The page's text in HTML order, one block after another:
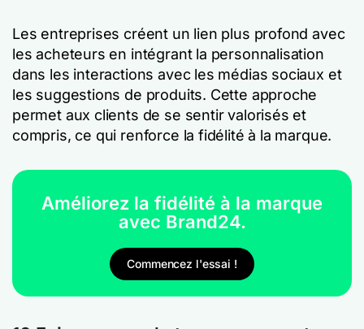
Les entreprises créent un lien plus profond avec
les acheteurs en intégrant la personnalisation
dans les interactions avec les médias sociaux et
les suggestions de produits. Cette approche
permet aux clients de se sentir valorisés et
compris, ce qui renforce la fidélité à la marque.
Améliorez la fidélité à la marque
avec Brand24.
Commencez l'essai !